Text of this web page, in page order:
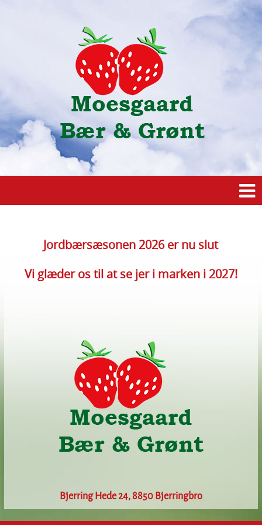
Jordbærsæsonen 2026 er nu slut
Vi glæder os til at se jer i marken i 2027!
Bjerring Hede 24, 8850 Bjerringbro